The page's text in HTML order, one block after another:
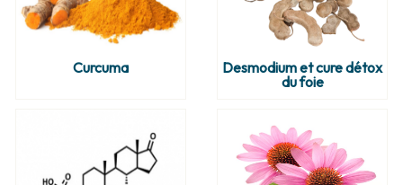
Curcuma
Desmodium et cure détox
du foie